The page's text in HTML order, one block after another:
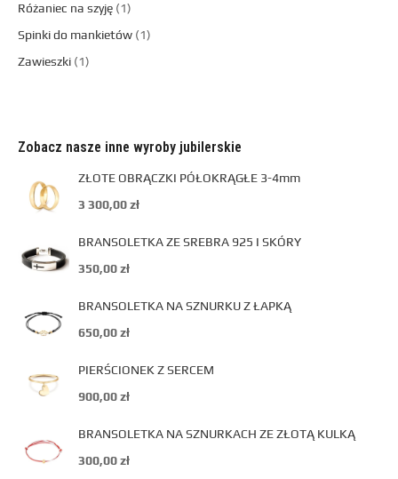
Różaniec na szyję 1
Spinki do mankietów 1
Zawieszki 1
Zobacz nasze inne wyroby jubilerskie
ZŁOTE OBRĄCZKI PÓŁOKRĄGŁE 3-4mm
3 300,00zł
BRANSOLETKA ZE SREBRA 925 I SKÓRY
350,00zł
BRANSOLETKA NA SZNURKU Z ŁAPKĄ
650,00zł
PIERŚCIONEK Z SERCEM
900,00zł
BRANSOLETKA NA SZNURKACH ZE ZŁOTĄ KULKĄ
300,00zł